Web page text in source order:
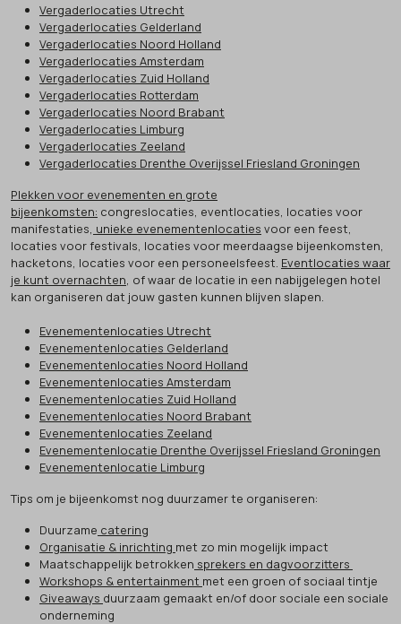
Vergaderlocaties Utrecht
Vergaderlocaties Gelderland
Vergaderlocaties Noord Holland
Vergaderlocaties Amsterdam
Vergaderlocaties Zuid Holland
Vergaderlocaties Rotterdam
Vergaderlocaties Noord Brabant
Vergaderlocaties Limburg
Vergaderlocaties Zeeland
Vergaderlocaties Drenthe Overijssel Friesland Groningen
Plekken voor evenementen en grote
bijeenkomsten: congreslocaties, eventlocaties, locaties voor
manifestaties, unieke evenementenlocaties voor een feest,
locaties voor festivals, locaties voor meerdaagse bijeenkomsten,
hacketons, locaties voor een personeelsfeest. Eventlocaties waar
je kunt overnachten, of waar de locatie in een nabijgelegen hotel
kan organiseren dat jouw gasten kunnen blijven slapen.
Evenementenlocaties Utrecht
Evenementenlocaties Gelderland
Evenementenlocaties Noord Holland
Evenementenlocaties Amsterdam
Evenementenlocaties Zuid Holland
Evenementenlocaties Noord Brabant
Evenementenlocaties Zeeland
Evenementenlocatie Drenthe Overijssel Friesland Groningen
Evenementenlocatie Limburg
Tips om je bijeenkomst nog duurzamer te organiseren:
Duurzame catering
Organisatie & inrichting met zo min mogelijk impact
Maatschappelijk betrokken sprekers en dagvoorzitters
Workshops & entertainment met een groen of sociaal tintje
Giveaways duurzaam gemaakt en/of door sociale een sociale
onderneming